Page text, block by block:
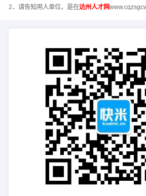
2、请告知用人单位，是在达州人才网